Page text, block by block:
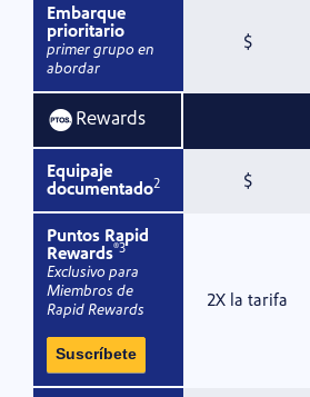
Embarque
prioritario
primer grupo en
abordar
$Con cargo
Rewards
Equipaje
documentado2 $Con cargo
Puntos Rapid
Rewards®3
Exclusivo para
Miembros de
Rapid Rewards
Suscríbete
2X la tarifa